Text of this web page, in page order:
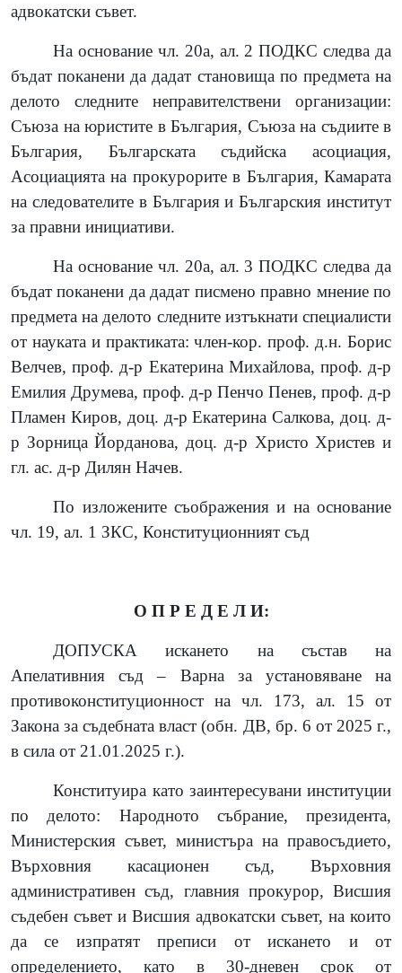
адвокатски съвет.
На основание чл. 20а, ал. 2 ПОДКС следва да
бъдат поканени да дадат становища по предмета на
делото следните неправителствени организации:
Съюза на юристите в България, Съюза на съдиите в
България, Българската съдийска асоциация,
Асоциацията на прокурорите в България, Камарата
на следователите в България и Българския институт
за правни инициативи.
На основание чл. 20а, ал. 3 ПОДКС следва да
бъдат поканени да дадат писмено правно мнение по
предмета на делото следните изтъкнати специалисти
от науката и практиката: член-кор. проф. д.н. Борис
Велчев, проф. д-р Екатерина Михайлова, проф. д-р
Емилия Друмева, проф. д-р Пенчо Пенев, проф. д-р
Пламен Киров, доц. д-р Екатерина Салкова, доц. д-
р Зорница Йорданова, доц. д-р Христо Христев и
гл. ас. д-р Дилян Начев.
По изложените съображения и на основание
чл. 19, ал. 1 ЗКС, Конституционният съд
О П Р Е Д Е Л И:
ДОПУСКА искането на
състав на
Апелативния съд – Варна за установяване на
противоконституционност на чл. 173, ал. 15 от
Закона за съдебната власт(обн. ДВ, бр. 6 от 2025 г.,
в сила от 21.01.2025 г.).
Конституира като заинтересувани институции
по делото: Народното събрание, президента,
Министерския съвет, министъра на правосъдието,
Върховния касационен съд, Върховния
административен съд, главния прокурор, Висшия
съдебен съвет и Висшия адвокатски съвет, на които
да се изпратят преписи от искането и от
определението, като в 30-дневен срок от